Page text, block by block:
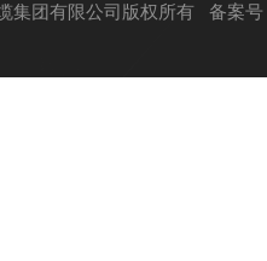
集团有限公司版权所有 备案号